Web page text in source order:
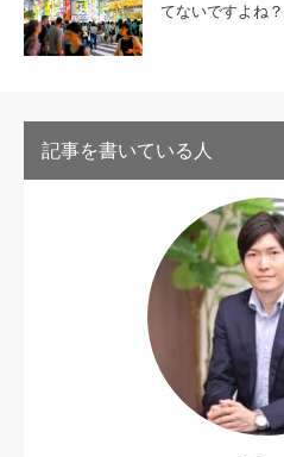
てないですよね？
記事を書いている人